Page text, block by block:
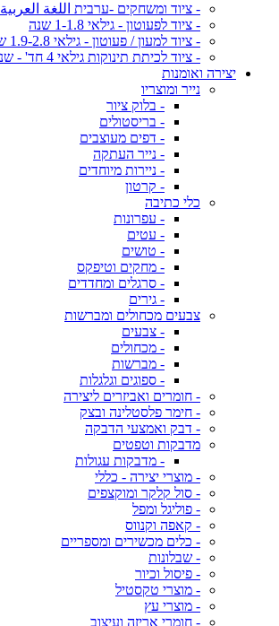
- ציוד ומשחקים -ערבית اللغة العربية
- ציוד לפעוטון - גילאי 1-1.8 שנה
- ציוד למעון / פעוטון - גילאי 1.9-2.8 שנה
- ציוד לכיתת תינוקות גילאי 4 חד' - שנה
יצירה ואומנות
נייר ומוצריו
- בלוק ציור
- בריסטולים
- דפים מעוצבים
- נייר העתקה
- ניירות מיוחדים
- קרטון
כלי כתיבה
- עפרונות
- עטים
- טושים
- מחקים וטיפקס
- סרגלים ומחדדים
- גירים
צבעים מכחולים ומברשות
- צבעים
- מכחולים
- מברשות
- ספוגים וגלגלות
- חומרים ואביזרים ליצירה
- חימר פלסטלינה ובצק
- דבק ואמצעי הדבקה
מדבקות וטפטים
- מדבקות עגולות
- מוצרי יצירה - כללי
- סול קלקר ומוקצפים
- פוליגל ומפל
- קאפה וקנווס
- כלים מכשירים ומספריים
- שבלונות
- פיסול וכיור
- מוצרי טקסטיל
- מוצרי עץ
- חומרי אריזה ועיצוב